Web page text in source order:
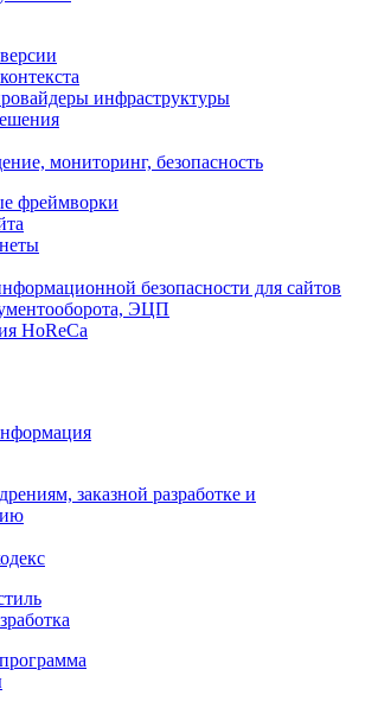
инфраструктуры
мониторинг, безопасность
фреймворки
безопасности для сайтов
ЭЦП
HoReCa
заказной разработке и